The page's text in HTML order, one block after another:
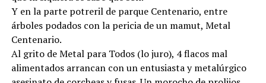
Y en la parte potreril de parque Centenario, entre
árboles podados con la pericia de un mamut, Metal
Centenario.
Al grito de Metal para Todos (lo juro), 4 flacos mal
alimentados arrancan con un entusiasta y metalúrgico